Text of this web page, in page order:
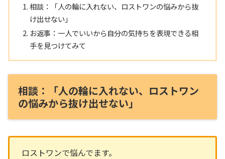
相談：「人の輪に入れない、ロストワンの悩みから抜
け出せない」
お返事：一人でいいから自分の気持ちを表現できる相
手を見つけてみて
相談：「人の輪に入れない、ロストワン
の悩みから抜け出せない」
ロストワンで悩んでます。